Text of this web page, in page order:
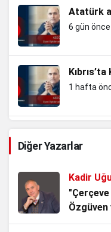
Atatürk
6 gün önce
1 hafta
3 hafta
3 hafta
Diğer Yazarlar
Kadir